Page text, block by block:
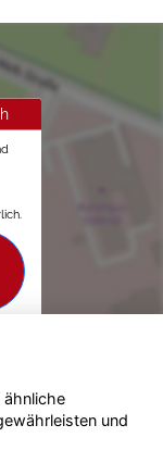
- 2026
ähnliche
und